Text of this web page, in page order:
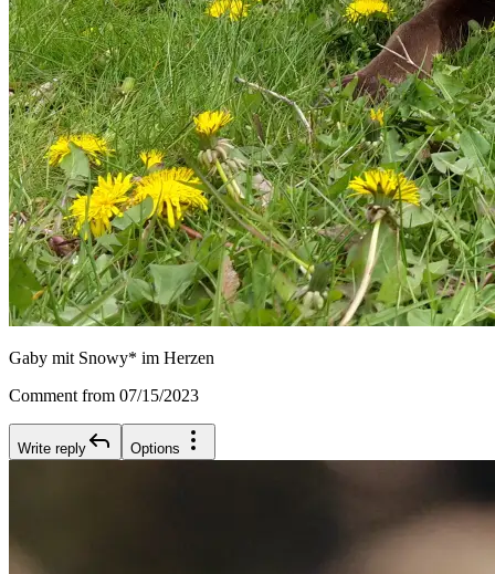
Gaby mit Snowy* im Herzen
Comment from 07/15/2023
Write reply Options